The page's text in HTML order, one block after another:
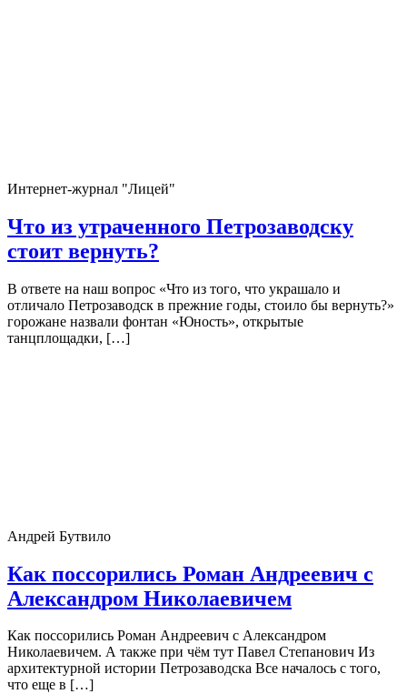
Интернет-журнал "Лицей"
Что из утраченного Петрозаводску
стоит вернуть?
В ответе на наш вопрос «Что из того, что украшало и
отличало Петрозаводск в прежние годы, стоило бы вернуть?»
горожане назвали фонтан «Юность», открытые
танцплощадки, […]
Андрей Бутвило
Как поссорились Роман Андреевич с
Александром Николаевичем
Как поссорились Роман Андреевич с Александром
Николаевичем. А также при чём тут Павел Степанович Из
архитектурной истории Петрозаводска Все началось с того,
что еще в […]